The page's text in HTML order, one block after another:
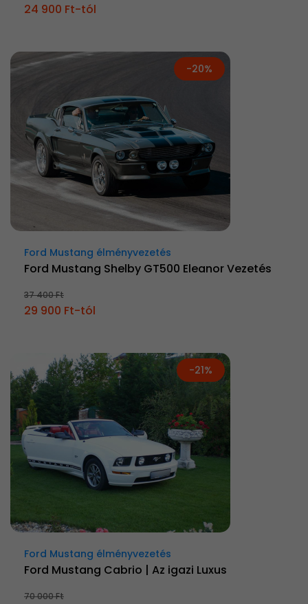
24 900 Ft-tól
-20%
Ford Mustang élményvezetés
Ford Mustang Shelby GT500 Eleanor Vezetés
37 400 Ft
29 900 Ft-tól
-21%
Ford Mustang élményvezetés
Ford Mustang Cabrio | Az igazi Luxus
70 000 Ft